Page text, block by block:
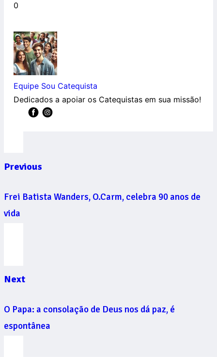
0
Equipe Sou Catequista
Dedicados a apoiar os Catequistas em sua missão!
Previous
Frei Batista Wanders, O.Carm, celebra 90 anos de
vida
Next
O Papa: a consolação de Deus nos dá paz, é
espontânea